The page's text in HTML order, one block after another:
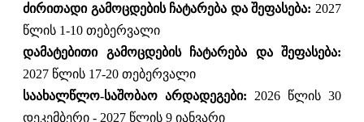
ძირითადი გამოცდების ჩატარება და შეფასება: 2027
წლის 1-10 თებერვალი
დამატებითი გამოცდების ჩატარება და შეფასება:
2027 წლის 17-20 თებერვალი
საახალწლო-საშობაო არდადეგები: 2026 წლის 30
დეკემბერი - 2027 წლის 9 იანვარი